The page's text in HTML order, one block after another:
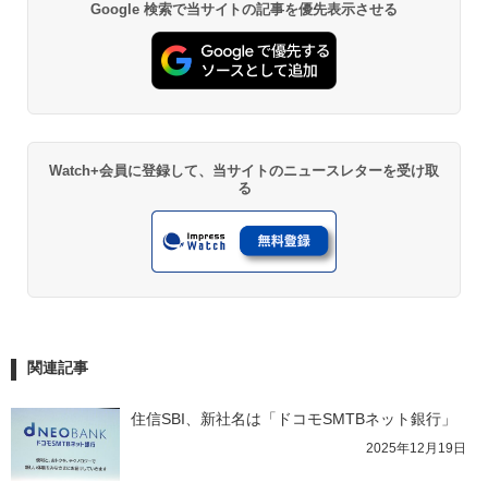
Google 検索で当サイトの記事を優先表示させる
Watch+会員に登録して、当サイトのニュースレターを受け取
る
関連記事
住信SBI、新社名は「ドコモSMTBネット銀行」
2025年12月19日